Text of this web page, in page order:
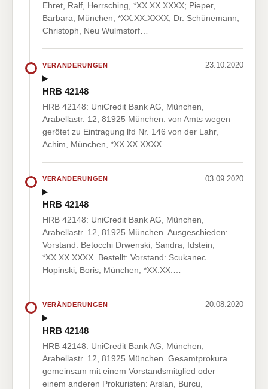
Ehret, Ralf, Herrsching, *XX.XX.XXXX; Pieper,
Barbara, München, *XX.XX.XXXX; Dr. Schünemann,
Christoph, Neu Wulmstorf…
VERÄNDERUNGEN 23.10.2020
HRB 42148
HRB 42148: UniCredit Bank AG, München,
Arabellastr. 12, 81925 München. von Amts wegen
gerötet zu Eintragung lfd Nr. 146 von der Lahr,
Achim, München, *XX.XX.XXXX.
VERÄNDERUNGEN 03.09.2020
HRB 42148
HRB 42148: UniCredit Bank AG, München,
Arabellastr. 12, 81925 München. Ausgeschieden:
Vorstand: Betocchi Drwenski, Sandra, Idstein,
*XX.XX.XXXX. Bestellt: Vorstand: Scukanec
Hopinski, Boris, München, *XX.XX.…
VERÄNDERUNGEN 20.08.2020
HRB 42148
HRB 42148: UniCredit Bank AG, München,
Arabellastr. 12, 81925 München. Gesamtprokura
gemeinsam mit einem Vorstandsmitglied oder
einem anderen Prokuristen: Arslan, Burcu,